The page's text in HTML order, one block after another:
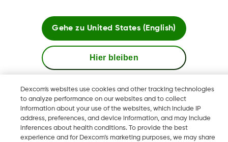
Mehr Informationen
Dexcom, Dexcom Clarity, Dexcom Follow, Dexcom One,
Dexcom Share, Share sind eingetragene Marken von Dexcom,
Inc. in den USA und sind möglicherweise in anderen Ländern
eingetragen.
Dexcom's websites use cookies and other tracking technologies
to analyze performance on our websites and to collect
information about your use of the websites, which include IP
address, preferences, and device information, and may include
inferences about health conditions. To provide the best
experience and for Dexcom’s marketing purposes, we may share
Gehe zu United States (English)
Hier bleiben
Globale Websites anzeigen